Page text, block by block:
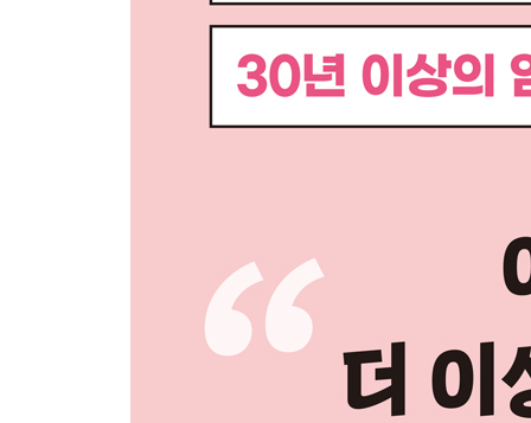
해설 ‘집착’과 ‘짜증’은 별개의 문제입니다
해설 편식에는 고칠 수 있는 부분과 고칠 수 없는
CASE 12_한겨울에도 반소매, 반바지만 입으려고
해설 감각이 예민하거나 둔감할 수도 있고 집착 때
CASE 14_칭찬해 주신 선생님 팔을 물어버렸어요
해설 칭찬받아서 기쁠 때도 있지만 부끄러울 때도
CASE 15_주의를 주면 뜬금없는 대답을 해요
해설 암묵적 합의를 이해 못해서 인간과 사물을 같
COLUMN 6 자폐 스펙트럼 아이의 애착
CASE 16_글을 읽을 때 사소한 부분에 지나치게 신